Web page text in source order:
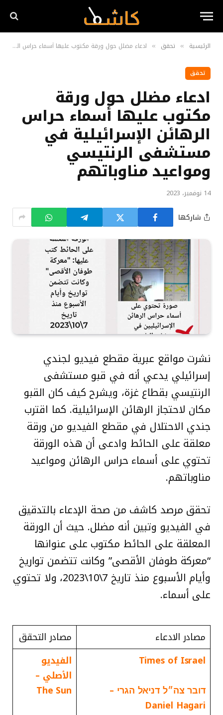
الرئيسية » تحقق » ادعاء مضلل حول ورقة مكتوب عليها أسماء حراس الرهائن الإسرائيلية في مستشفى الرنتيسي ومواعيد مناوباتهم
تحقق
ادعاء مضلل حول ورقة
مكتوب عليها أسماء حراس
الرهائن الإسرائيلية في
مستشفى الرنتيسي
ومواعيد مناوباتهم
14 نوفمبر، 2023
شاركها
نشرت مواقع عبرية مقطع فيديو لجندي
إسرائيلي يدعي أنه في قبو مستشفى
الرنتيسي بقطاع غزة، ويشرح كيف كان القبو
مكان لاحتجاز الرهائن الإسرائيلية. كما اقترب
جندي الاحتلال في مقطع الفيديو من ورقة
معلقة على الحائط وادعى أن هذه الورقة
تحتوي على أسماء حراس الرهائن ومواعيد
مناوباتهم.
تحقق مرصد كاشف من صحة الإدعاء بالتدقيق
في الفيديو وتبين أنه مضلل. حيث أن الورقة
المعلقة على الحائط مكتوب على عنوانها
“معركة طوفان الأقصى” وكانت تتضمن تواريخ
وأيام الأسبوع منذ تاريخ 7\10\2023، ولا تحتوي
على أسماء.
مصادر الادعاء
مصادر التحقق
Times of Israel
דובר צה״ל דניאל הגרי –
Daniel Hagari
الفيديو
الأصلي –
The Sun